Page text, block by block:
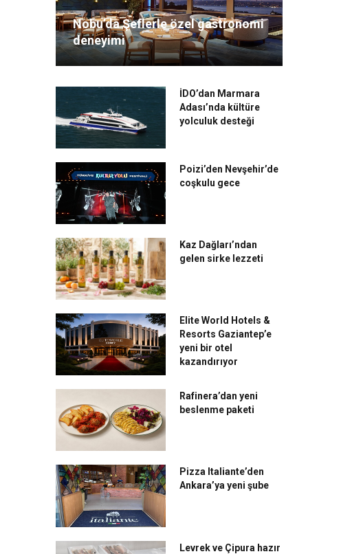
Nobu’da Şeflerle özel gastronomi
deneyimi
İDO’dan Marmara
Adası’nda kültüre
yolculuk desteği
Poizi’den Nevşehir’de
coşkulu gece
Kaz Dağları’ndan
gelen sirke lezzeti
Elite World Hotels &
Resorts Gaziantep’e
yeni bir otel
kazandırıyor
Rafinera’dan yeni
beslenme paketi
Pizza Italiante’den
Ankara’ya yeni şube
Levrek ve Çipura hazır